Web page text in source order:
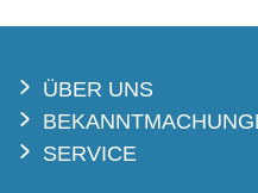
ÜBER UNS
SERVICE